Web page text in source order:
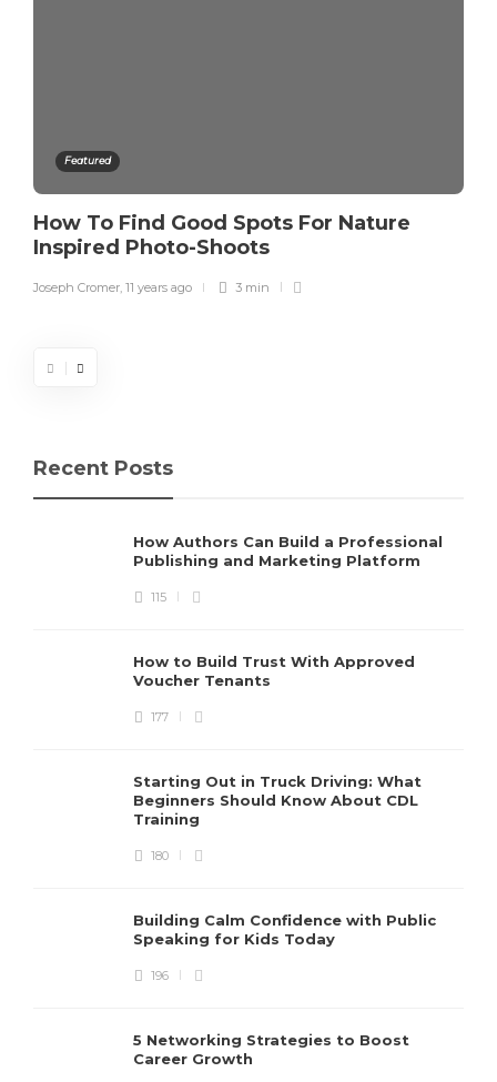
Featured
How To Find Good Spots For Nature
Inspired Photo-Shoots
Joseph Cromer 11 years ago 3 min
Recent Posts
How Authors Can Build a Professional
Publishing and Marketing Platform
115
How to Build Trust With Approved
Voucher Tenants
177
Starting Out in Truck Driving: What
Beginners Should Know About CDL
Training
180
Building Calm Confidence with Public
Speaking for Kids Today
196
5 Networking Strategies to Boost
Career Growth